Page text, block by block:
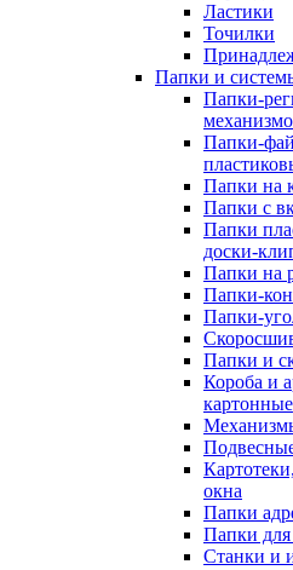
Ластики
Точилки
Папки и
Папки-
Папки-
Папки на
Папки с
Папки
доски-
Папки на
Папки-
Папки-
Папки и
Короба и
картонные
окна
Папки
Папки для
Станки и